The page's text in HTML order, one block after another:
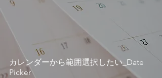
カレンダーから範囲選択したい_Date
Picker